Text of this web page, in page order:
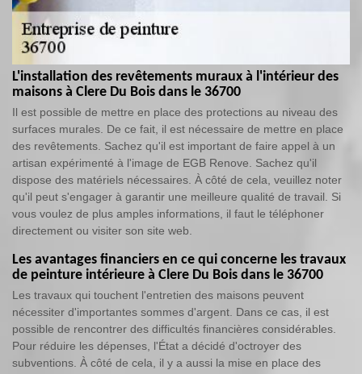
L'installation des revêtements muraux à l'intérieur des
maisons à Clere Du Bois dans le 36700
Il est possible de mettre en place des protections au niveau des
surfaces murales. De ce fait, il est nécessaire de mettre en place
des revêtements. Sachez qu'il est important de faire appel à un
artisan expérimenté à l'image de EGB Renove. Sachez qu'il
dispose des matériels nécessaires. À côté de cela, veuillez noter
qu'il peut s'engager à garantir une meilleure qualité de travail. Si
vous voulez de plus amples informations, il faut le téléphoner
directement ou visiter son site web.
Les avantages financiers en ce qui concerne les travaux
de peinture intérieure à Clere Du Bois dans le 36700
Les travaux qui touchent l'entretien des maisons peuvent
nécessiter d'importantes sommes d'argent. Dans ce cas, il est
possible de rencontrer des difficultés financières considérables.
Pour réduire les dépenses, l'État a décidé d'octroyer des
subventions. À côté de cela, il y a aussi la mise en place des